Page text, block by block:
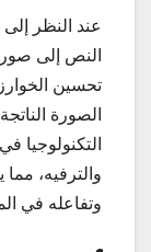
عند النظر
النص إلى
تحسين
الصورة
التكنولوجيا
والترفيه،
وتفاعله في